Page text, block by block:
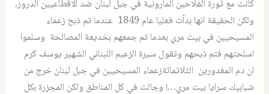
كانت مع ثورة الفلاحين المارونية في جبل لبنان ضد الاقطاعيين الدروز،
ولكن الحقيقة انها بدأت فعليا عام 1849 عندما تم ذبح زعماء
المسيحيين في بيت مري بعدما تم جمعهم بخديعة المصالحة وسلموا
اسلحتهم فتم ذبحهم وتقول سيرة الزعيم اللبناني الشهير يوسف كرم
ان دم المغدورين الثلاثمائةزعماء المسيحيين في جبل لبنان خرج من
شبابيك سرايا بيت مري…! وجالت في كل المناطق ولكن المجزرة بكل